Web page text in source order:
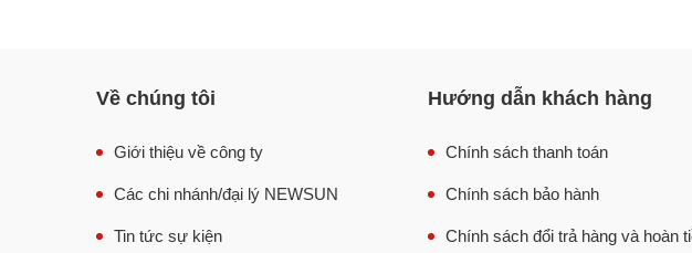
Về chúng tôi
Giới thiệu về công ty
Các chi nhánh/đại lý NEWSUN
Tin tức sự kiện
Hướng dẫn khách hàng
Chính sách thanh toán
Chính sách bảo hành
Chính sách đổi trả hàng và hoàn